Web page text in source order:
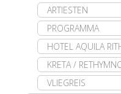
ARTIESTEN
PROGRAMMA
HOTEL AQUILA
KRETA /
VLIEGREIS